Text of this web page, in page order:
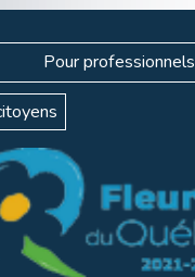
Pour professionnels